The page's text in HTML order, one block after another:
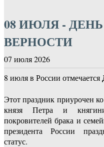
08 ИЮЛЯ -
ВЕРНОСТИ
07 июля 2026
8 июля в России отмечается
Этот праздник приурочен
князя Петра и
покровителей брака и
президента России
статус.